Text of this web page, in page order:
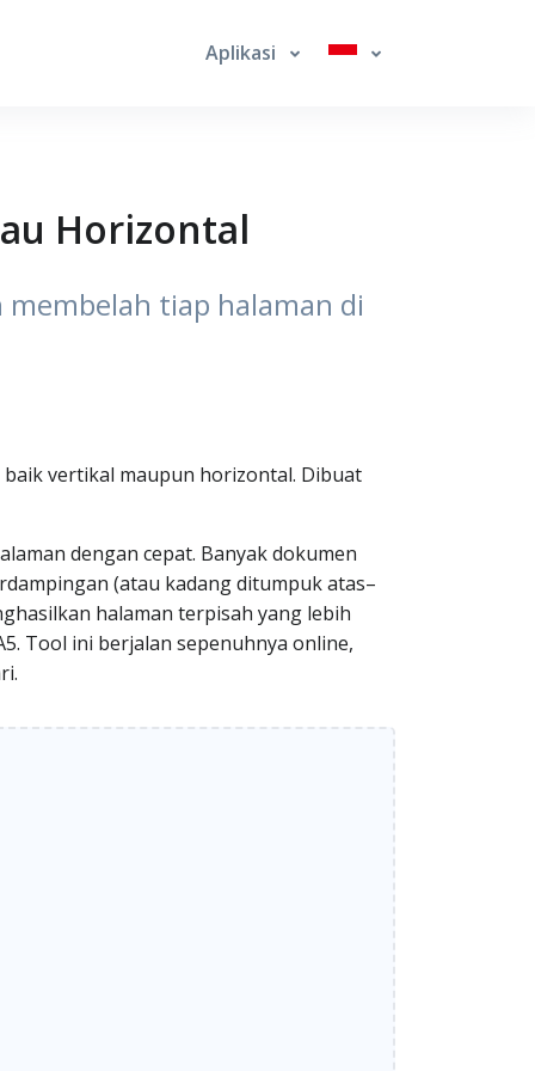
Aplikasi
Horizontal
tiap halaman di
baik vertikal maupun horizontal. Dibuat
dengan cepat. Banyak dokumen
(atau kadang ditumpuk atas–
halaman terpisah yang lebih
Tool ini berjalan sepenuhnya online,